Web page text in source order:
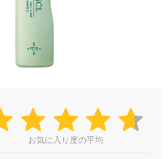
お気に入り度の平均